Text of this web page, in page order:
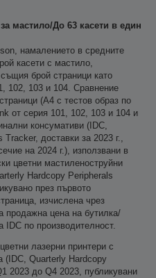
мастило/До 63 касети в един
намалението в средните
касети с мастило,
брой страници като
102, 103 и 104. Сравнение
(A4 с тестов образ по
от серия 101, 102, 103 и 104 и
консумативи (IDC,
доставки за 2023 г.,
на 2024 г.), използвани в
цветни мастиленоструйни
Hardcopy Peripherals
през първото
изчислена чрез
продажна цена на бутилка/
IDC по производителност.
лазерни принтери с
(IDC, Quarterly Hardcopy
2023 до Q4 2023, публикувани